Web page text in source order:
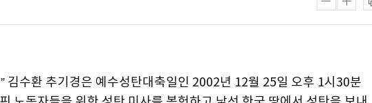
김수환 추기경은 예수성탄대축일인 2002년 12월 25일 오후 1시30분